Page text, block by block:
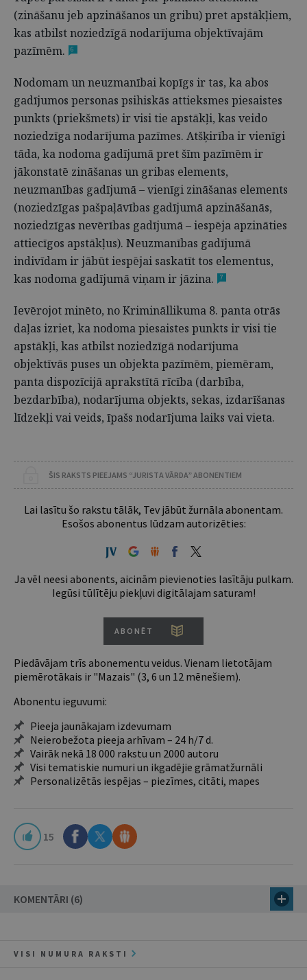
(zināšanu jeb apzināšanos un gribu) pret apstākļiem,
kas atbilst noziedzīgā nodarījuma objektīvajām
pazīmēm.
6
Nodomam un neuzmanībai kopīgs ir tas, ka abos
gadījumos personas psihiskās attieksmes piesaistes
punkts (priekšmets) ir visi tie apstākļi, kas veido
noziedzīga nodarījuma pazīmes. Atšķirība ir vienīgi
tāda, ka nodoma gadījumā pret šīm pazīmēm ir
jākonstatē zināšanas un gribas elements,
neuzmanības gadījumā – vienīgi zināšanas elements
(noziedzīgas pašpaļāvības gadījumā apzināšanās,
noziedzīgas nevērības gadījumā – iespēja apzināties
attiecīgos apstākļus). Neuzmanības gadījumā
indivīdam ir jābūt iespējai saskatīt tos elementus,
kas nodoma gadījumā viņam ir jāzina.
7
Ievērojot minēto, no Krimināllikuma 8. panta otrās
daļas izriet, ka nodoma piesaistes punkts ir visi tie
ap­stākļi, kas atbilst noziedzīgā nodarījuma
objektīvās puses un objekta pazīmēm, piemēram,
panta dispozīcijā aprakstītā rīcība (darbība,
bezdarbība), nodarījuma objekts, sekas, izdarīšanas
līdzekļi vai veids, īpašs nodarījuma laiks vai vieta.
ŠIS RAKSTS PIEEJAMS “JURISTA VĀRDA” ABONENTIEM
Lai lasītu šo rakstu tālāk, Tev jābūt žurnāla abonentam.
Esošos abonentus lūdzam autorizēties:
Ja vēl neesi abonents, aicinām pievienoties lasītāju pulkam.
Iegūsi tūlītēju piekļuvi digitālajam saturam!
ABONĒT
Piedāvājam trīs abonementu veidus. Vienam lietotājam
piemērotākais ir "Mazais" (3, 6 un 12 mēnešiem).
Abonentu ieguvumi:
Pieeja jaunākajam izdevumam
Neierobežota pieeja arhīvam – 24 h/7 d.
Vairāk nekā 18 000 rakstu un 2000 autoru
Visi tematiskie numuri un ikgadējie grāmatžurnāli
Personalizētās iespējas – piezīmes, citāti, mapes
15
KOMENTĀRI (6)
VISI NUMURA RAKSTI